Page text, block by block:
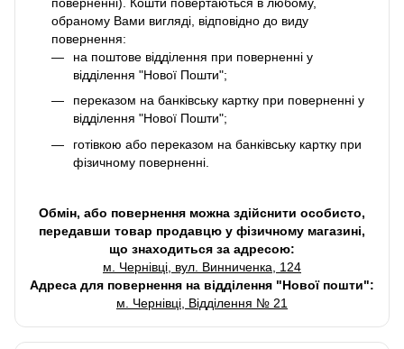
обраному Вами вигляді, відповідно до виду
повернення:
на поштове відділення при поверненні у
відділення "Нової Пошти";
переказом на банківську картку при поверненні у
відділення "Нової Пошти";
готівкою або переказом на банківську картку при
фізичному поверненні.
Обмін, або повернення можна здійснити особисто,
передавши товар продавцю у фізичному магазині,
що знаходиться за адресою:
м. Чернівці, вул. Винниченка, 124
Адреса для повернення на відділення "Нової пошти":
м. Чернівці, Відділення № 21